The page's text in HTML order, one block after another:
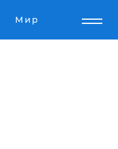
Мир